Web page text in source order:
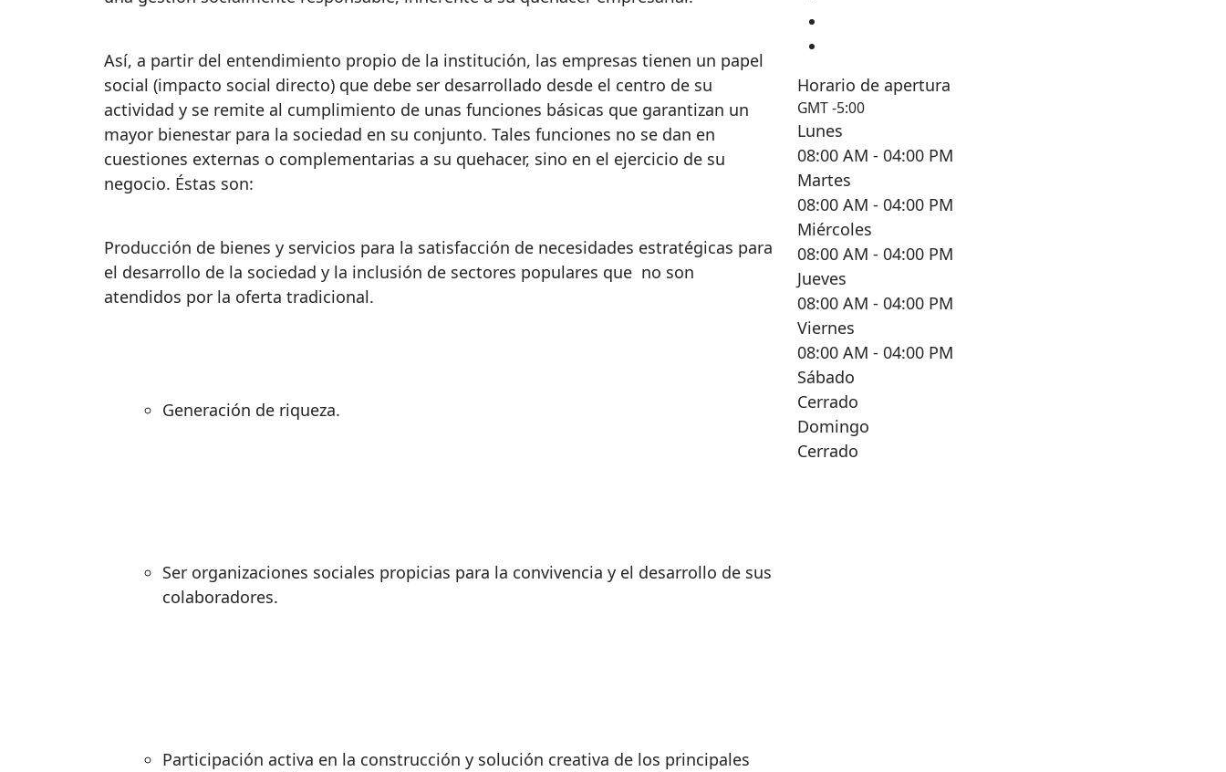
Así, a partir del entendimiento propio de la institución, las empresas tienen un papel
social (impacto social directo) que debe ser desarrollado desde el centro de su
actividad y se remite al cumplimiento de unas funciones básicas que garantizan un
mayor bienestar para la sociedad en su conjunto. Tales funciones no se dan en
cuestiones externas o complementarias a su quehacer, sino en el ejercicio de su
negocio. Éstas son:
Producción de bienes y servicios para la satisfacción de necesidades estratégicas para
el desarrollo de la sociedad y la inclusión de sectores populares que no son
atendidos por la oferta tradicional.
Generación de riqueza.
Ser organizaciones sociales propicias para la convivencia y el desarrollo de sus
colaboradores.
Participación activa en la construcción y solución creativa de los principales
Horario de apertura
GMT -5:00
Lunes
08:00 AM - 04:00 PM
Martes
08:00 AM - 04:00 PM
Miércoles
08:00 AM - 04:00 PM
Jueves
08:00 AM - 04:00 PM
Viernes
08:00 AM - 04:00 PM
Sábado
Cerrado
Domingo
Cerrado